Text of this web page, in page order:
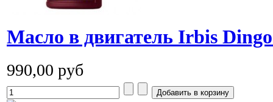
Масло в двигатель Irbis
990,00 руб